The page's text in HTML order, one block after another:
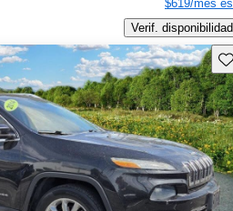
$619/mes
Verif. disponibilidad